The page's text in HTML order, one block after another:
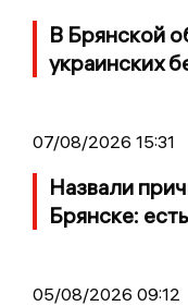
В Брянской
украинских
07/08/2026 15:31
Назвали
Брянске:
05/08/2026 09:12